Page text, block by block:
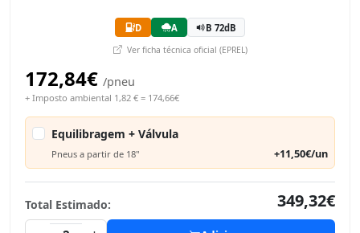
D A B 72dB
Ver ficha técnica oficial (EPREL)
172,84€ /pneu
+ Imposto ambiental 1,82 € = 174,66€
Equilibragem + Válvula
Pneus a partir de 18" +11,50€/un
Total Estimado:
349,32€